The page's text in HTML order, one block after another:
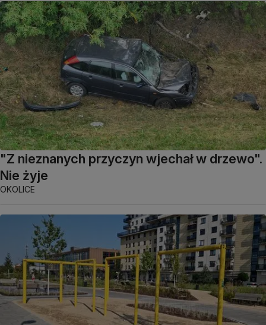
"Z nieznanych przyczyn wjechał w drzewo".
Nie żyje
OKOLICE